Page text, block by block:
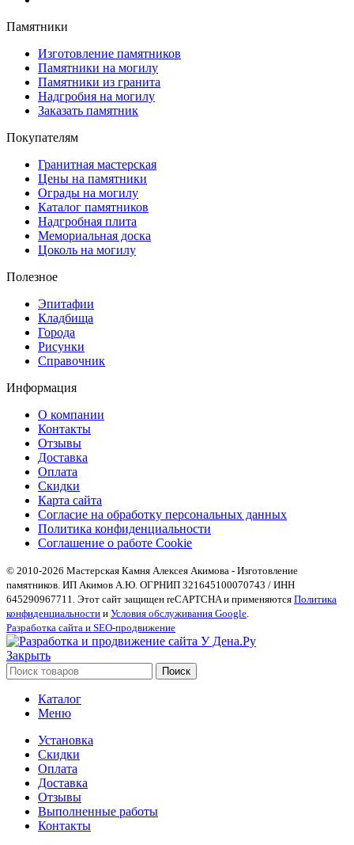
Памятники
Изготовление памятников
Памятники на могилу
Памятники из гранита
Надгробия на могилу
Заказать памятник
Покупателям
Гранитная мастерская
Цены на памятники
Ограды на могилу
Каталог памятников
Надгробная плита
Мемориальная доска
Цоколь на могилу
Полезное
Эпитафии
Кладбища
Города
Рисунки
Справочник
Информация
О компании
Контакты
Отзывы
Доставка
Оплата
Скидки
Карта сайта
Согласие на обработку персональных данных
Политика конфиденциальности
Соглашение о работе Cookie
© 2010-2026 Мастерская Камня Алексея Акимова - Изготовление
памятников. ИП Акимов А.Ю. ОГРНИП 321645100070743 / ИНН
645290967711. Этот сайт защищен reCAPTCHA и применяются Политика
конфиденциальности и Условия обслуживания Google.
Разработка сайта и SEO-продвижение
Закрыть
Поиск
Каталог
Меню
Установка
Скидки
Оплата
Доставка
Отзывы
Выполненные работы
Контакты